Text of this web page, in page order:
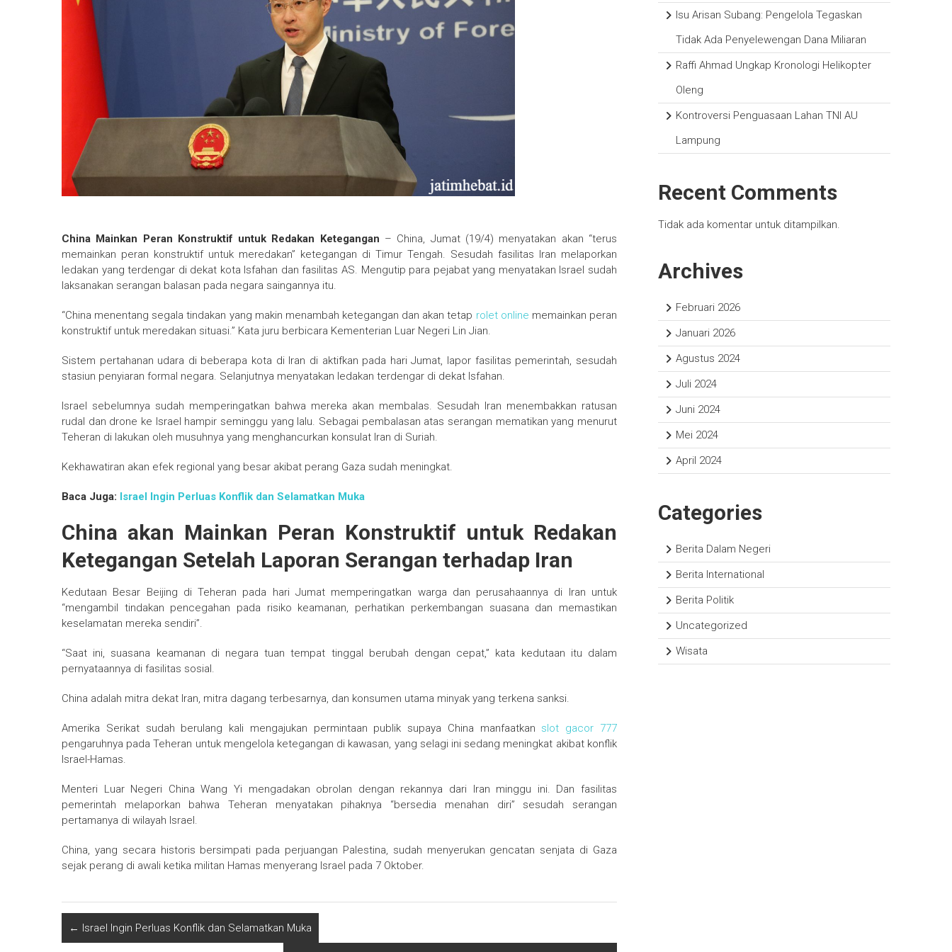
China Mainkan Peran Konstruktif untuk Redakan Ketegangan – China, Jumat (19/4) menyatakan akan “terus
memainkan peran konstruktif untuk meredakan” ketegangan di Timur Tengah. Sesudah fasilitas Iran melaporkan
ledakan yang terdengar di dekat kota Isfahan dan fasilitas AS. Mengutip para pejabat yang menyatakan Israel sudah
laksanakan serangan balasan pada negara saingannya itu.
“China menentang segala tindakan yang makin menambah ketegangan dan akan tetap rolet online memainkan peran
konstruktif untuk meredakan situasi.” Kata juru berbicara Kementerian Luar Negeri Lin Jian.
Sistem pertahanan udara di beberapa kota di Iran di aktifkan pada hari Jumat, lapor fasilitas pemerintah, sesudah
stasiun penyiaran formal negara. Selanjutnya menyatakan ledakan terdengar di dekat Isfahan.
Israel sebelumnya sudah memperingatkan bahwa mereka akan membalas. Sesudah Iran menembakkan ratusan
rudal dan drone ke Israel hampir seminggu yang lalu. Sebagai pembalasan atas serangan mematikan yang menurut
Teheran di lakukan oleh musuhnya yang menghancurkan konsulat Iran di Suriah.
Kekhawatiran akan efek regional yang besar akibat perang Gaza sudah meningkat.
Baca Juga: Israel Ingin Perluas Konflik dan Selamatkan Muka
China akan Mainkan Peran Konstruktif untuk Redakan
Ketegangan Setelah Laporan Serangan terhadap Iran
Kedutaan Besar Beijing di Teheran pada hari Jumat memperingatkan warga dan perusahaannya di Iran untuk
“mengambil tindakan pencegahan pada risiko keamanan, perhatikan perkembangan suasana dan memastikan
keselamatan mereka sendiri”.
“Saat ini, suasana keamanan di negara tuan tempat tinggal berubah dengan cepat,” kata kedutaan itu dalam
pernyataannya di fasilitas sosial.
China adalah mitra dekat Iran, mitra dagang terbesarnya, dan konsumen utama minyak yang terkena sanksi.
Amerika Serikat sudah berulang kali mengajukan permintaan publik supaya China manfaatkan slot gacor 777
pengaruhnya pada Teheran untuk mengelola ketegangan di kawasan, yang selagi ini sedang meningkat akibat konflik
Israel-Hamas.
Menteri Luar Negeri China Wang Yi mengadakan obrolan dengan rekannya dari Iran minggu ini. Dan fasilitas
pemerintah melaporkan bahwa Teheran menyatakan pihaknya “bersedia menahan diri” sesudah serangan
pertamanya di wilayah Israel.
China, yang secara historis bersimpati pada perjuangan Palestina, sudah menyerukan gencatan senjata di Gaza
sejak perang di awali ketika militan Hamas menyerang Israel pada 7 Oktober.
← Israel Ingin Perluas Konflik dan Selamatkan Muka
Isu Arisan Subang: Pengelola Tegaskan
Tidak Ada Penyelewengan Dana Miliaran
Raffi Ahmad Ungkap Kronologi Helikopter
Oleng
Kontroversi Penguasaan Lahan TNI AU
Lampung
Recent Comments
Tidak ada komentar untuk ditampilkan.
Archives
Februari 2026
Januari 2026
Agustus 2024
Juli 2024
Juni 2024
Mei 2024
April 2024
Categories
Berita Dalam Negeri
Berita International
Berita Politik
Uncategorized
Wisata